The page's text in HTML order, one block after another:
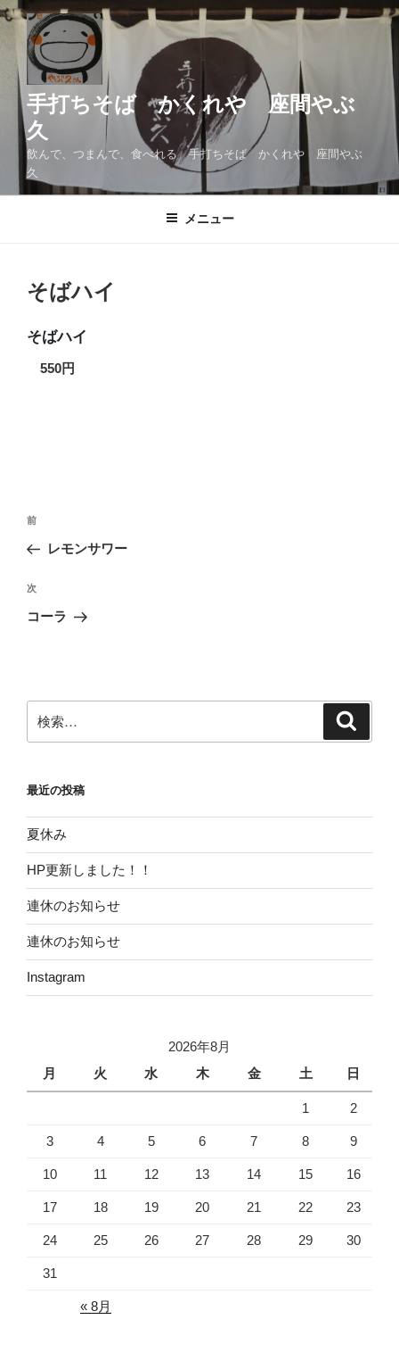
コ
手打ちそば かくれや 座間やぶ
久
飲んで、つまんで、食べれる 手打ちそば かくれや 座間やぶ
久
メニュー
そばハイ
そばハイ
550円
投
ナ
ビ
ゲ
ン
前
の
稿
前
レモンサワー
次
の
次
コーラ
索:
最近の投稿
夏休み
HP更新しました！！
連休のお知らせ
連休のお知らせ
Instagram
2026年8月
月
火 水 木 金 土 日
1 2
3 4 5 6 7 8 9
10 11 12 13 14 15 16
17 18 19 20 21 22 23
24 25 26 27 28 29 30
31
« 8月